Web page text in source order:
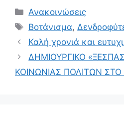
Ανακοινώσεις
Βοτάνισμα,
Καλή χρονιά και
ΔΗΜΙΟΥΡΓΙΚΟ
ΚΟΙΝΩΝΙΑΣ ΠΟΛΙΤΩΝ ΣΤΟ